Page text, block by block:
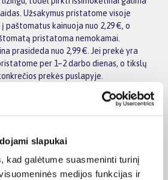
slapukai
kad galėtume suasmeninti turinį
medijos funkcijas ir
Užsakymus pristatome visoje
paštomatus kainuoja nuo 2,29 €, o
pristatoma nemokamai.
prasideda nuo 2,99 €. Jei prekė yra
per 1–2 darbo dienas, o tikslų
prekės puslapyje.
iš Visa kosmetika kategorijos, galite
gavimo būdą: pristatymą į paštomatą,